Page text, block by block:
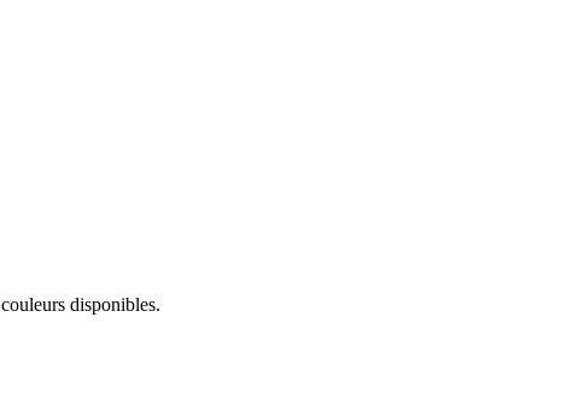
disponibles.